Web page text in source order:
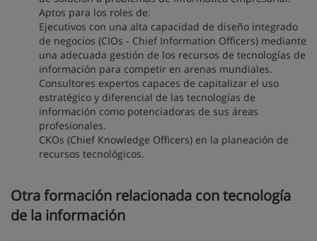
Aptos para los roles de:
Ejecutivos con una alta capacidad de diseño integrado
de negocios (CIOs - Chief Information Officers) mediante
una adecuada gestión de los recursos de tecnologías de
información para competir en arenas mundiales.
Consultores expertos capaces de capitalizar el uso
estratégico y diferencial de las tecnologías de
información como potenciadoras de sus áreas
profesionales.
CKOs (Chief Knowledge Officers) en la planeación de
recursos tecnológicos.
Otra formación relacionada con tecnología
de la información